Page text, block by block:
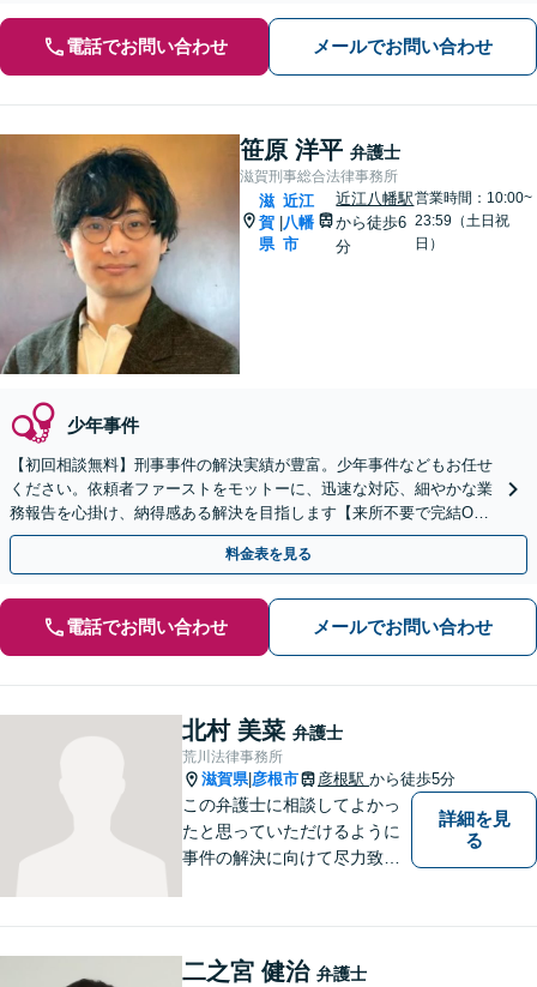
電話でお問い合わせ メールでお問い合わせ
笹原 洋平 弁護士
滋賀刑事総合法律事務所
滋
賀
県
近江
八幡
市
近江八幡駅
から徒歩6
分
営業時間：10:00~
23:59（土日祝
日）
少年事件
【初回相談無料】刑事事件の解決実績が豊富。少年事件などもお任せ
ください。依頼者ファーストをモットーに、迅速な対応、細やかな業
務報告を心掛け、納得感ある解決を目指します【来所不要で完結O
K】【近江八幡駅8分】
料金表を見る
電話でお問い合わせ メールでお問い合わせ
北村 美菜 弁護士
荒川法律事務所
滋賀県| 彦根市 彦根駅 から徒歩5分
この弁護士に相談してよかっ
たと思っていただけるように
事件の解決に向けて尽力致し
詳細を見
る
二之宮 健治 弁護士